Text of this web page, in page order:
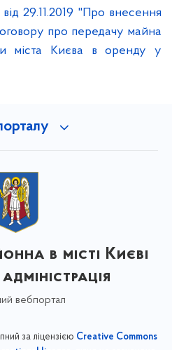
29.11.2019 "Про внесення
про передачу майна
міста Києва в оренду у
в місті Києві
вебпортал
за ліцензією Creative Commons